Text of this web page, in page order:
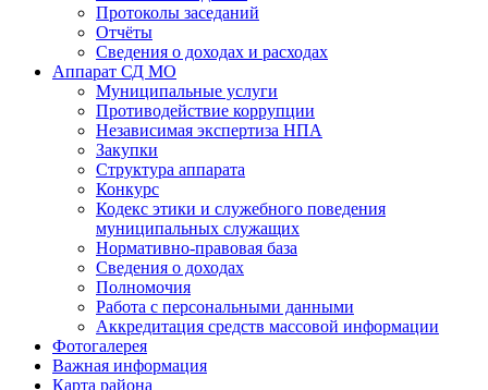
Протоколы заседаний
Отчёты
Сведения о доходах и расходах
Аппарат СД МО
Муниципальные услуги
Противодействие коррупции
Независимая экспертиза НПА
Закупки
Структура аппарата
Конкурс
Кодекс этики и служебного поведения
муниципальных служащих
Нормативно-правовая база
Сведения о доходах
Полномочия
Работа с персональными данными
Аккредитация средств массовой информации
Фотогалерея
Важная информация
Карта района